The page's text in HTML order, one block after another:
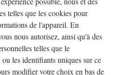
telles que les cookies pour
de l'appareil. En
nous autorisez, ainsi qu'à des
telles que le
les identifiants uniques sur ce
modifier votre choix en bas de